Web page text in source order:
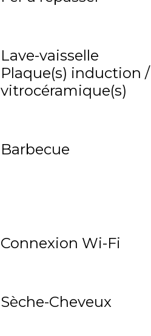
Lave-vaisselle
Plaque(s) induction /
vitrocéramique(s)
Barbecue
Connexion Wi-Fi
Sèche-Cheveux